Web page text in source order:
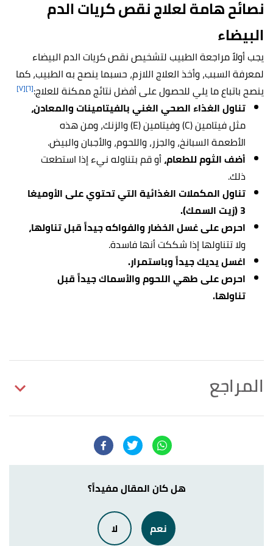
نصائح هامة لعلاج نقص كريات الدم
البيضاء
يجب أولاً مراجعة الطبيب لتشخيص نقص كريات الدم البيضاء
لمعرفة السبب، وأخذ العلاج اللازم، حسبما ينصح به الطبيب، كما
ينصح باتباع ما يلي للحصول على أفضل نتائج ممكنة للعلاج:[٦] [٧]
تناول الغذاء الصحي الغني بالفيتامينات والمعادن،
مثل فيتامين (C) وفيتامين (E) والزنك، ومن هذه
الأطعمة السبانخ، والجزر، واللحوم، والأجبان والبيض.
أضف الثوم للطعام،أو قم بتناوله نيء إذا استطعت
ذلك.
تناول المكملات الغذائية التي تحتوي على الأوميغا
3 (زيت السمك).
احرص على غسل الخضار والفواكه جيداً قبل تناولها،
ولا تتناولها إذا شككت أنها فاسدة.
اغسل يديك جيداً وباستمرار.
احرص على طهي اللحوم والأسماك جيداً قبل
تناولها.
المراجع
treatment. "Low White Blood Cell Count"
clevelandclinic
, Retrieved 13/3/2022. Edited.
,nhs, Retrievedهل كان المقال مفيداً؟
نعم لا